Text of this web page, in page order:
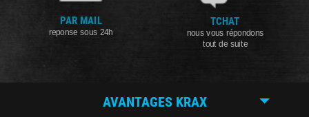
PAR MAIL
reponse sous 24h
TCHAT
nous vous répondons
tout de suite
AVANTAGES KRAX